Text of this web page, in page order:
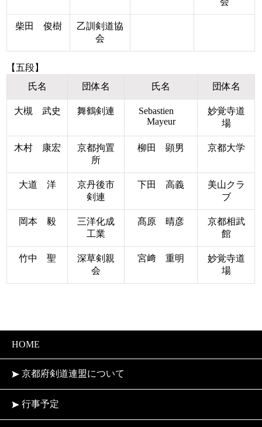
柴田 俊樹
乙訓剣道協
会
【五段】
氏名
団体名 氏名 団体名
大槻 武史 舞鶴剣連
Sebastien
Mayeur
妙覚寺道
場
木村 康宏
京都拘置
所
柳田 顕男 京都大学
大道 洋
京丹後市
剣連
下田 高義
美山クラ
ブ
岡本 毅
三洋化成
工業
髙原 晴彦
京都相武
館
竹中 聖
深草剣親
会
宮﨑 重明
妙覚寺道
場
HOME
京都府剣道連盟について
行事予定